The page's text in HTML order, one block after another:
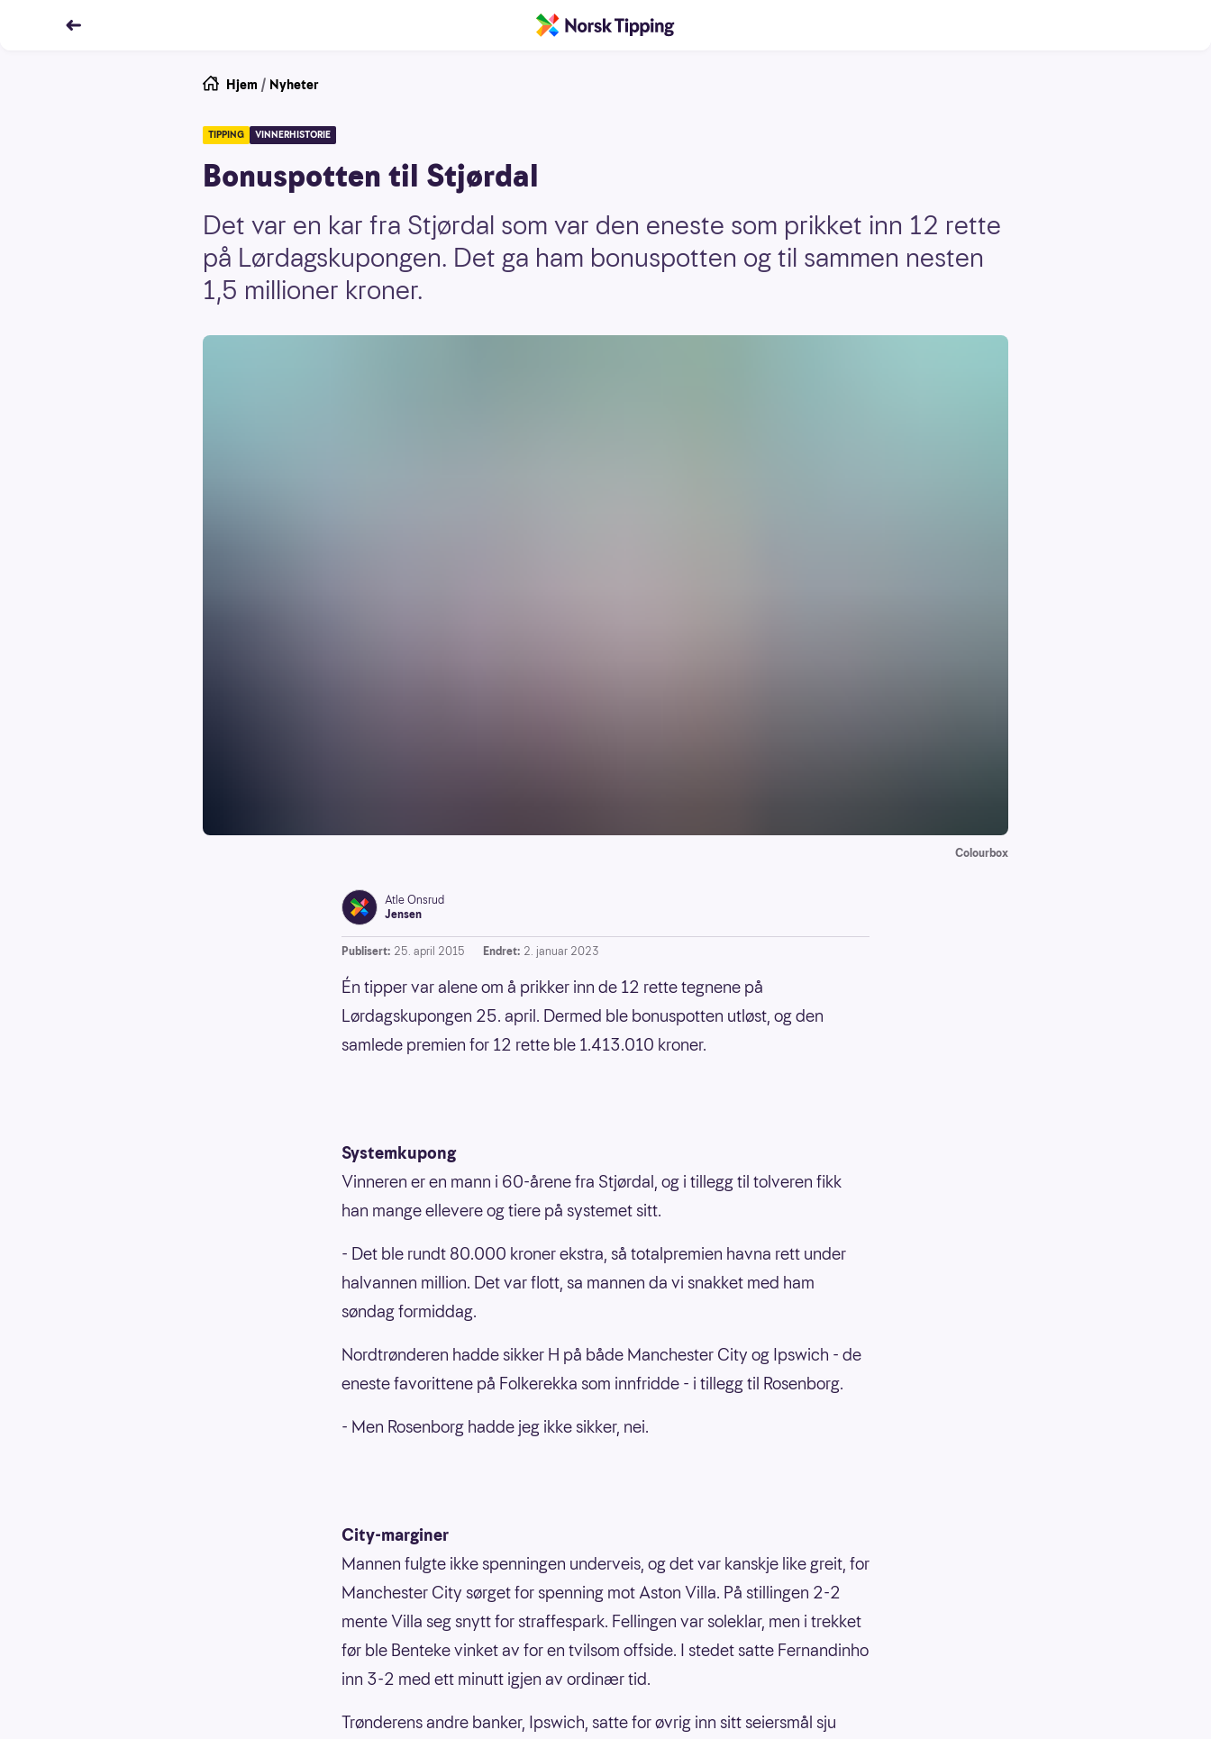
Hjem / Nyheter
TIPPING VINNERHISTORIE
Bonuspotten til Stjørdal
Det var en kar fra Stjørdal som var den eneste som prikket inn 12 rette
på Lørdagskupongen. Det ga ham bonuspotten og til sammen nesten
1,5 millioner kroner.
Colourbox
Atle Onsrud
Jensen
Publisert: 25. april 2015 Endret: 2. januar 2023
Én tipper var alene om å prikker inn de 12 rette tegnene på
Lørdagskupongen 25. april. Dermed ble bonuspotten utløst, og den
samlede premien for 12 rette ble 1.413.010 kroner.
Systemkupong
Vinneren er en mann i 60-årene fra Stjørdal, og i tillegg til tolveren fikk
han mange ellevere og tiere på systemet sitt.
- Det ble rundt 80.000 kroner ekstra, så totalpremien havna rett under
halvannen million. Det var flott, sa mannen da vi snakket med ham
søndag formiddag.
Nordtrønderen hadde sikker H på både Manchester City og Ipswich - de
eneste favorittene på Folkerekka som innfridde - i tillegg til Rosenborg.
- Men Rosenborg hadde jeg ikke sikker, nei.
City-marginer
Mannen fulgte ikke spenningen underveis, og det var kanskje like greit, for
Manchester City sørget for spenning mot Aston Villa. På stillingen 2-2
mente Villa seg snytt for straffespark. Fellingen var soleklar, men i trekket
før ble Benteke vinket av for en tvilsom offside. I stedet satte Fernandinho
inn 3-2 med ett minutt igjen av ordinær tid.
Trønderens andre banker, Ipswich, satte for øvrig inn sitt seiersmål sju